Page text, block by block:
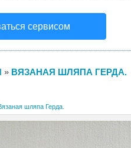
сервисом
» ВЯЗАНАЯ ШЛЯПА ГЕРДА.
шляпа Герда.